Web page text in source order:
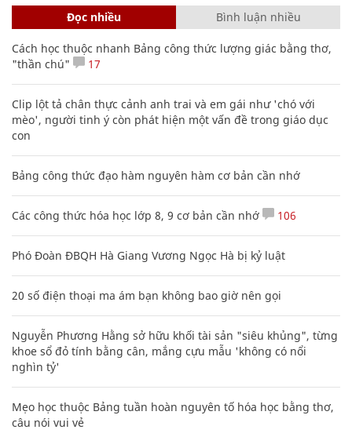
Đọc nhiều Bình luận nhiều
Cách học thuộc nhanh Bảng công thức lượng giác bằng thơ,
"thần chú"
17
Clip lột tả chân thực cảnh anh trai và em gái như 'chó với
mèo', người tinh ý còn phát hiện một vấn đề trong giáo dục
con
Bảng công thức đạo hàm nguyên hàm cơ bản cần nhớ
Các công thức hóa học lớp 8, 9 cơ bản cần nhớ 106
Phó Đoàn ĐBQH Hà Giang Vương Ngọc Hà bị kỷ luật
20 số điện thoại ma ám bạn không bao giờ nên gọi
Nguyễn Phương Hằng sở hữu khối tài sản "siêu khủng", từng
khoe sổ đỏ tính bằng cân, mắng cựu mẫu 'không có nổi
nghìn tỷ'
Mẹo học thuộc Bảng tuần hoàn nguyên tố hóa học bằng thơ,
câu nói vui vẻ